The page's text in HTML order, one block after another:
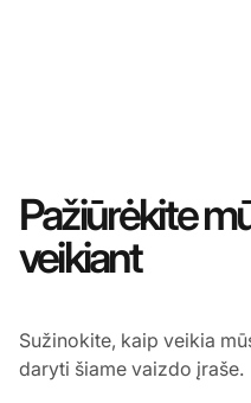
Pažiūrėkite
veikiant
Sužinokite, kaip veikia
daryti šiame vaizdo įraše.